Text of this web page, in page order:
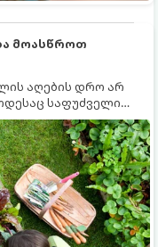
მოასწროთ
აღების დრო არ
საფუძველი
ბაღი მზადდება
რომ
მცენარეებმა
5
მოასწროთ: